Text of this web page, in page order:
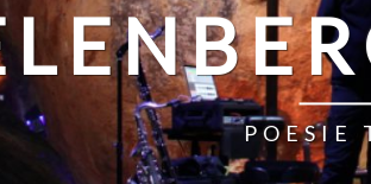
POESIE